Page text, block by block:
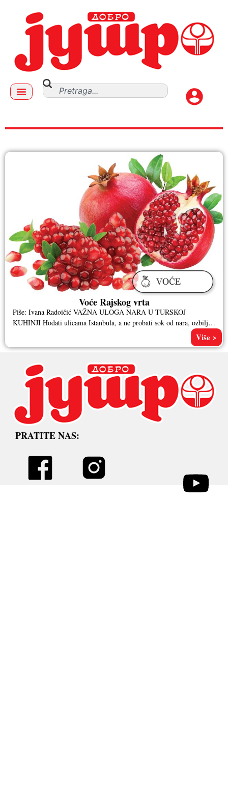
SALATE
Voće Rajskog vrta
Piše: Ivana Radoičić VAŽNA ULOGA NARA U TURSKOJ
KUHINJI Hodati ulicama Istanbula, a ne probati sok od nara, ozbiljan
Više >
PRATITE NAS: